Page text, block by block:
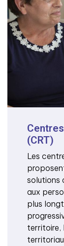
(CRT)
Les
solutions
aux
plus
territoire,